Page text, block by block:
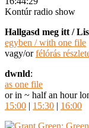
Kontúr radio show
Hallgasd meg itt /
egyben / with one file
vagy/orfélórás
dwnld:
as one file
or in ~ half an hour
15:00 | 15:30 | 16:00